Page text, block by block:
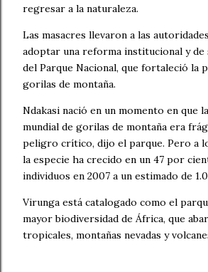
regresar a la naturaleza.
Las masacres llevaron a las
adoptar una reforma institucional y
del Parque Nacional, que fortaleció la
gorilas de montaña.
Ndakasi nació en un momento en que
mundial de gorilas de montaña era
peligro crítico, dijo el parque. Pero a
la especie ha crecido en un 47 por
individuos en 2007 a un estimado de
Virunga está catalogado como el
mayor biodiversidad de África, que
tropicales, montañas nevadas y